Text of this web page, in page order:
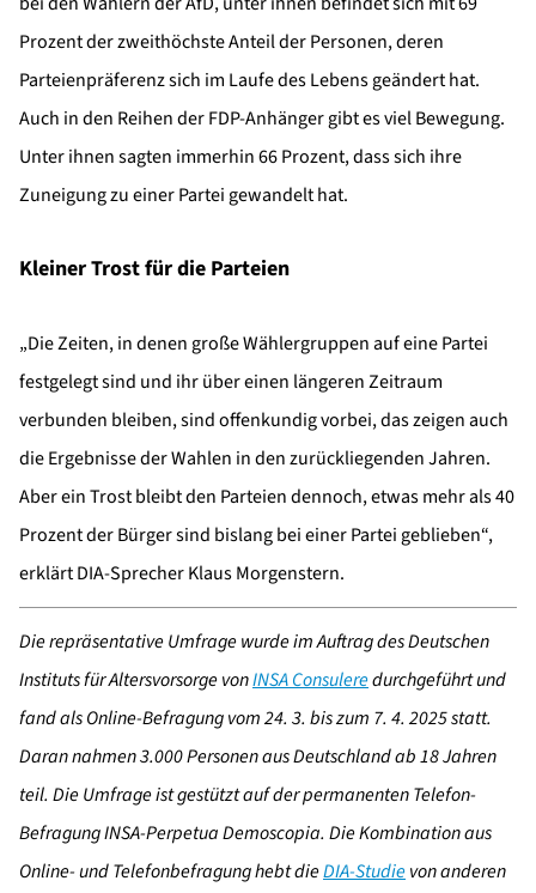
Prozent der zweithöchste Anteil der Personen, deren
Parteienpräferenz sich im Laufe des Lebens geändert hat.
Auch in den Reihen der FDP-Anhänger gibt es viel Bewegung.
Unter ihnen sagten immerhin 66 Prozent, dass sich ihre
Zuneigung zu einer Partei gewandelt hat.
Kleiner Trost für die Parteien
„Die Zeiten, in denen große Wählergruppen auf eine Partei
festgelegt sind und ihr über einen längeren Zeitraum
verbunden bleiben, sind offenkundig vorbei, das zeigen auch
die Ergebnisse der Wahlen in den zurückliegenden Jahren.
Aber ein Trost bleibt den Parteien dennoch, etwas mehr als 40
Prozent der Bürger sind bislang bei einer Partei geblieben“,
erklärt DIA-Sprecher Klaus Morgenstern.
Die repräsentative Umfrage wurde im Auftrag des Deutschen
Instituts für Altersvorsorge vonINSA Consuleredurchgeführt und
fand als Online-Befragung vom 24. 3. bis zum 7. 4. 2025 statt.
Daran nahmen 3.000 Personen aus Deutschland ab 18 Jahren
teil. Die Umfrage ist gestützt auf der permanenten Telefon-
Befragung INSA-Perpetua Demoscopia. Die Kombination aus
Online- und Telefonbefragung hebt dieDIA-Studievon anderen